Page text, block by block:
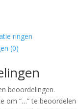
ringen
(0)
beoordelingen.
om “…” te beoordelen